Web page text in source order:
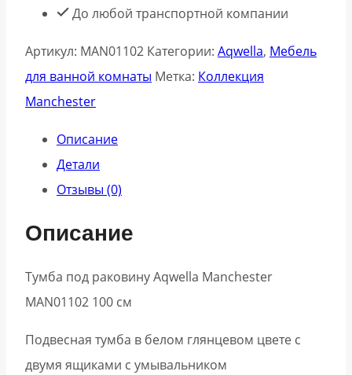
До любой транспортной компании
Артикул: MAN01102 Категории: Aqwella, Мебель
для ванной комнаты Метка: Коллекция
Manchester
Описание
Детали
Отзывы (0)
Описание
Тумба под раковину Aqwella Manchester
MAN01102 100 см
Подвесная тумба в белом глянцевом цвете с
двумя ящиками с умывальником